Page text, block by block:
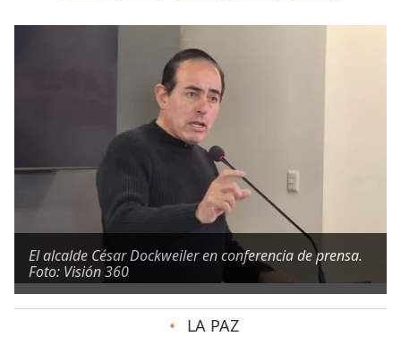
El alcalde César Dockweiler en conferencia de prensa.
Foto: Visión 360
• LA PAZ